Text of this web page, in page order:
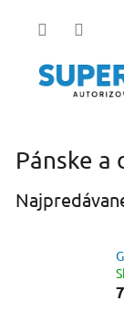
Pánske a